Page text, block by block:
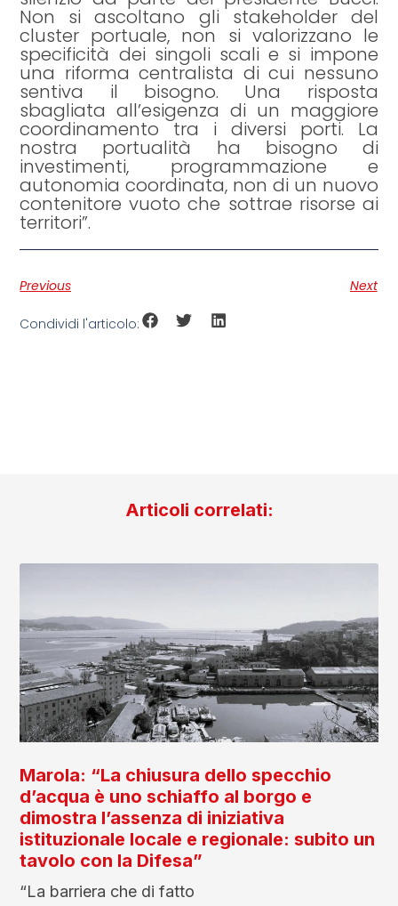
Non si ascoltano gli stakeholder del
cluster portuale, non si valorizzano le
specificità dei singoli scali e si impone
una riforma centralista di cui nessuno
sentiva il bisogno. Una risposta
sbagliata all’esigenza di un maggiore
coordinamento tra i diversi porti. La
nostra portualità ha bisogno di
investimenti, programmazione e
autonomia coordinata, non di un nuovo
contenitore vuoto che sottrae risorse ai
territori”.
Previous Next
Condividi l'articolo:
Articoli correlati:
Marola: “La chiusura dello specchio
d’acqua è uno schiaffo al borgo e
dimostra l’assenza di iniziativa
istituzionale locale e regionale: subito un
tavolo con la Difesa”
“La barriera che di fatto